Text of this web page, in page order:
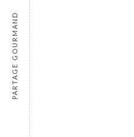
PARTAGE GOURMAND